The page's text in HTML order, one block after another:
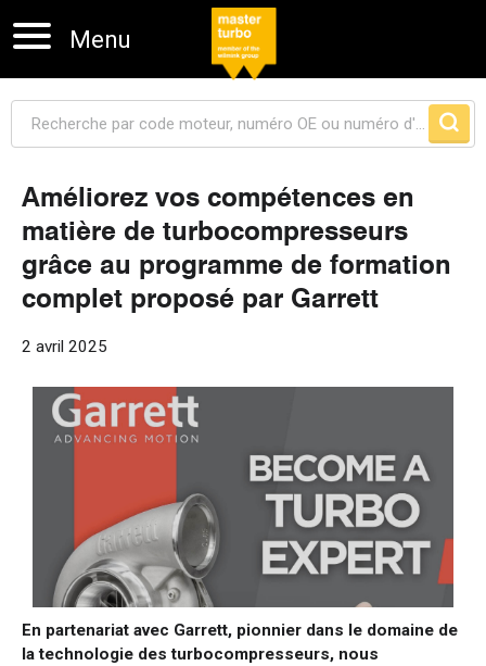
Menu
Sauter la navigation
Améliorez vos compétences en
matière de turbocompresseurs
grâce au programme de formation
complet proposé par Garrett
2 avril 2025
En partenariat avec Garrett, pionnier dans le domaine de
la technologie des turbocompresseurs, nous